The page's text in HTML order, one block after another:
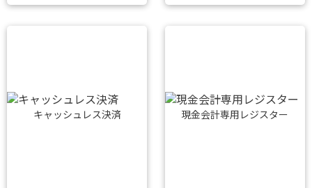
キャッシュレス決済 現金会計専用レジスター